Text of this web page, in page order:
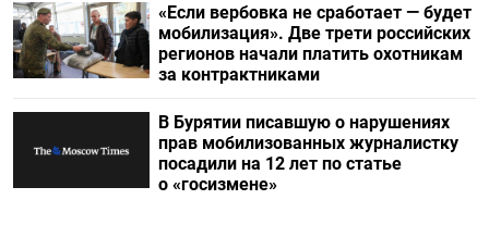
«Если вербовка не сработает — будет
мобилизация». Две трети российских
регионов начали платить охотникам
за контрактниками
В Бурятии писавшую о нарушениях
прав мобилизованных журналистку
посадили на 12 лет по статье
о «госизмене»